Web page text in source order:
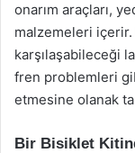
onarım araçları,
malzemeleri
karşılaşabileceği
fren problemleri
etmesine olanak
Bir Bisiklet